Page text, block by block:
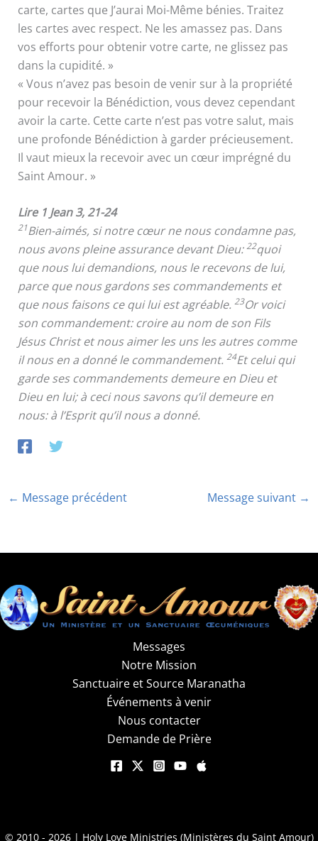
carte, cartes que J’aurai Moi-Même bénies. Traitez
les cartes avec respect. Ne les amassez pas. Dans
vos efforts pour obtenir votre carte, ne glissez pas
dans la cupidité. »
« Vous n’avez pas besoin de venir sur à la propriété
pour recevoir la Bénédiction, vous devez cependant
avoir la carte. Cette carte n’est pas votre salut, mais
une profonde Bénédiction à garder précieusement.
Il vaut mieux la recevoir avec un cœur imprégné du
Saint Amour. »
Lire 1 Jean 3, 21-24
21Bien-aimés, si notre cœur ne nous condamne pas,
nous avons pleine assurance devant Dieu:22quoi
que nous lui demandions, nous le recevons de lui,
parce que nous gardons ses commandements et
que nous faisons ce qui lui est agréable. 23Or voici
son commandement: croire au nom de son Fils
Jésus Christ et nous aimer les uns les autres comme
il nous en a donné le commandement. 24Et celui qui
garde ses commandements demeure en Dieu et
Dieu en lui; à ceci nous savons qu’il demeure en
nous: à l’Esprit qu’il nous a donné.
← Message précédent Message suivant →
Messages
Notre Mission
Sanctuaire et Source Maranatha
Événements à venir
Nous contacter
Demande de Prière
© 2010 - 2026 | Holy Love Ministries (Ministères du Saint Amour)